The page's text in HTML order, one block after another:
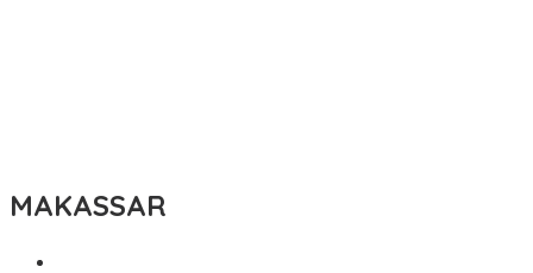
MAKASSAR